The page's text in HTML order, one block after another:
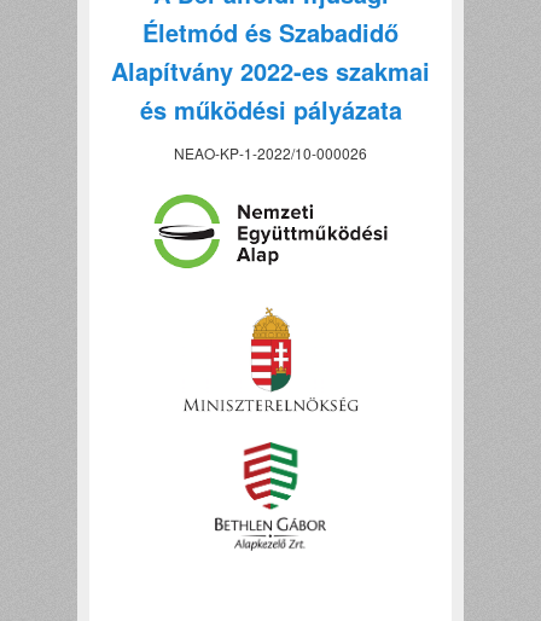
Életmód és Szabadidő
Alapítvány 2022-es szakmai
és működési pályázata
NEAO-KP-1-2022/10-000026